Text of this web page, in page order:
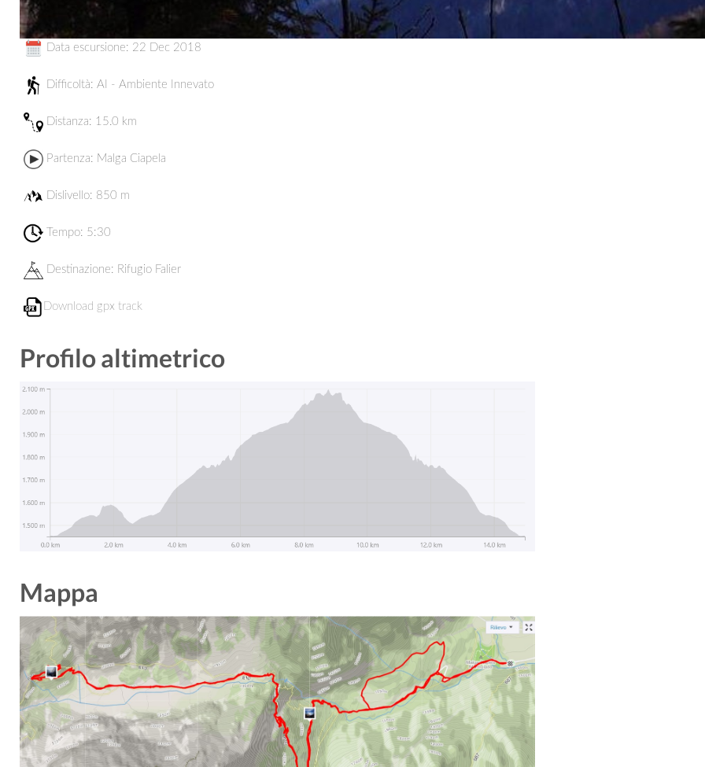
Data escursione: 22 Dec 2018
Difficoltà: AI - Ambiente Innevato
Distanza: 15.0 km
Partenza: Malga Ciapela
Dislivello: 850 m
Tempo: 5:30
Destinazione: Rifugio Falier
Download gpx track
Profilo altimetrico
Mappa